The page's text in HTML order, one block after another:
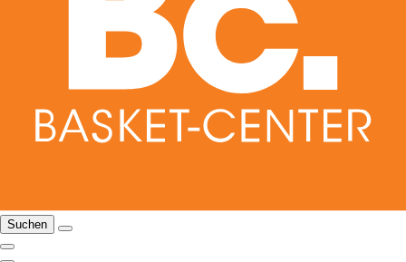
Suchen